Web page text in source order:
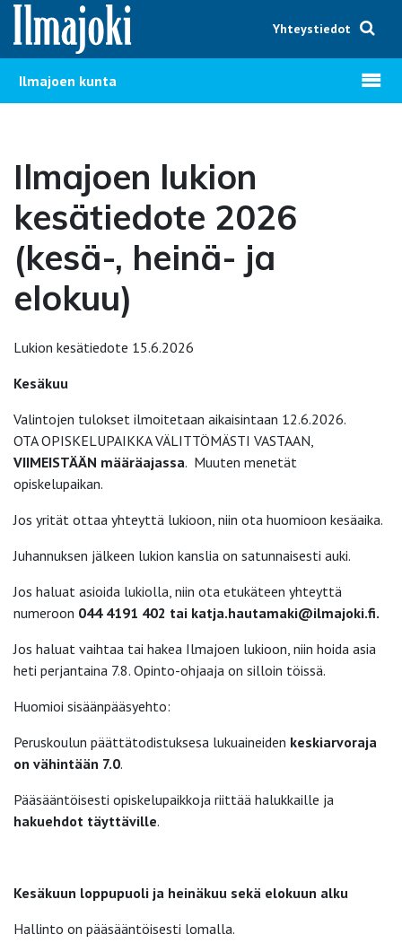
Hyppää sisältöön
Yhteystiedot
Ilmajoen kunta Avaa
Ilmajoen lukion
kesätiedote 2026
(kesä-, heinä- ja
elokuu)
Lukion kesätiedote 15.6.2026
Kesäkuu
Valintojen tulokset ilmoitetaan aikaisintaan 12.6.2026.
OTA OPISKELUPAIKKA VÄLITTÖMÄSTI VASTAAN,
VIIMEISTÄÄN määräajassa. Muuten menetät
opiskelupaikan.
Jos yrität ottaa yhteyttä lukioon, niin ota huomioon kesäaika.
Juhannuksen jälkeen lukion kanslia on satunnaisesti auki.
Jos haluat asioida lukiolla, niin ota etukäteen yhteyttä
numeroon 044 4191 402 tai katja.hautamaki@ilmajoki.fi.
Jos haluat vaihtaa tai hakea Ilmajoen lukioon, niin hoida asia
heti perjantaina 7.8. Opinto-ohjaaja on silloin töissä.
Huomioi sisäänpääsyehto:
Peruskoulun päättätodistuksesa lukuaineiden keskiarvoraja
on vähintään 7.0.
Pääsääntöisesti opiskelupaikkoja riittää halukkaille ja
hakuehdot täyttäville.
Kesäkuun loppupuoli ja heinäkuu sekä elokuun alku
Hallinto on pääsääntöisesti lomalla.